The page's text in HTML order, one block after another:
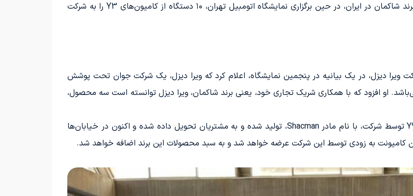
در فوریه 2023، شرکت ویرا دیزل به عنوان نماینده محصولات برند شاکمان در ایران، در حین برگزاری نمایشگاه اتومبیل تهران، ۱۰ دستگاه از کامیون‌های Y3 را به شرکت
و فروش شرکت ویرا دیزل، در یک بیانیه در پنجمین نمایشگاه، اعلام کرد که ویرا دیزل، یک شرکت جوان تحت پوشش
در حال فعالیت رسمی می‌باشد. او افزود که با همکاری شریک تجاری خود، یعنی برند شاکمان، ویرا دیزل توانسته است سه محصول،
وی توضیح داد که تا به حال تعداد قابل توجهی از کامیونت Y9 توسط شرکت، با نام مادر Shacman، تولید شده و به مشتریان تحویل داده شده و اکنون در خیابان‌ها